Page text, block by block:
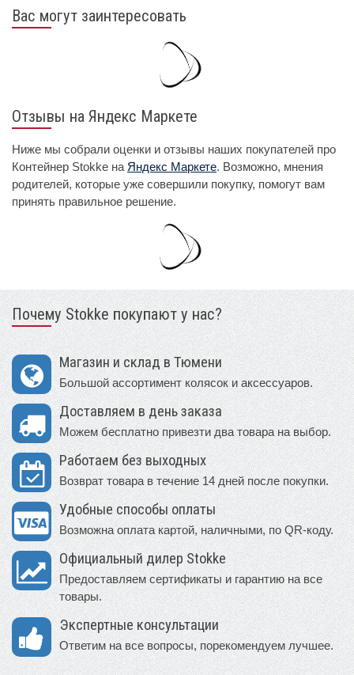
Вас могут заинтересовать
Отзывы на Яндекс Маркете
Ниже мы собрали оценки и отзывы наших покупателей про
Контейнер Stokke на Яндекс Маркете. Возможно, мнения
родителей, которые уже совершили покупку, помогут вам
принять правильное решение.
Почему Stokke покупают у нас?
Магазин и склад в Тюмени
Большой ассортимент колясок и аксессуаров.
Доставляем в день заказа
Можем бесплатно привезти два товара на выбор.
Работаем без выходных
Возврат товара в течение 14 дней после покупки.
Удобные способы оплаты
Возможна оплата картой, наличными, по QR-коду.
Официальный дилер Stokke
Предоставляем сертификаты и гарантию на все
товары.
Экспертные консультации
Ответим на все вопросы, порекомендуем лучшее.